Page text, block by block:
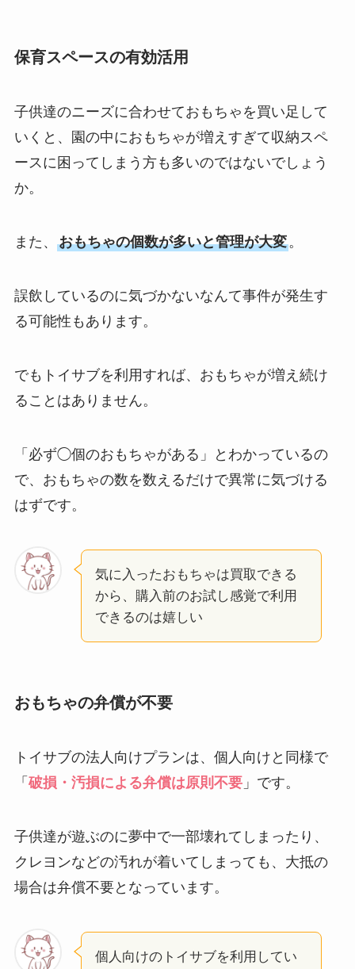
保育スペースの有効活用
子供達のニーズに合わせておもちゃを買い足して
いくと、園の中におもちゃが増えすぎて収納スペ
ースに困ってしまう方も多いのではないでしょう
か。
また、 おもちゃの個数が多いと管理が大変。
誤飲しているのに気づかないなんて事件が発生す
る可能性もあります。
でもトイサブを利用すれば、おもちゃが増え続け
ることはありません。
「必ず◯個のおもちゃがある」とわかっているの
で、おもちゃの数を数えるだけで異常に気づける
はずです。
気に入ったおもちゃは買取できる
から、購入前のお試し感覚で利用
できるのは嬉しい
おもちゃの弁償が不要
トイサブの法人向けプランは、個人向けと同様で
「 破損・汚損による弁償は原則不要」です。
子供達が遊ぶのに夢中で一部壊れてしまったり、
クレヨンなどの汚れが着いてしまっても、大抵の
場合は弁償不要となっています。
個人向けのトイサブを利用してい